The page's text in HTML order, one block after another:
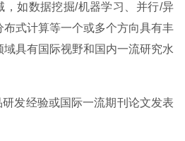
，如数据挖掘/机器学习、并行/异
式计算等一个或多个方向具有丰
具有国际视野和国内一流研究水
发经验或国际一流期刊论文发表